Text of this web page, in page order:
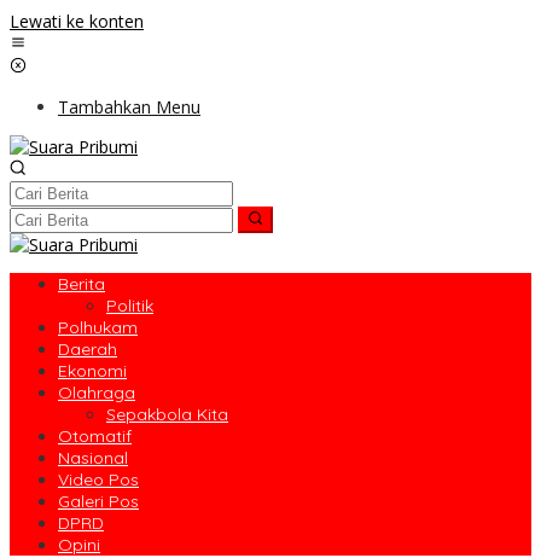
Lewati ke konten
Tambahkan Menu
Berita
Politik
Polhukam
Daerah
Ekonomi
Olahraga
Sepakbola Kita
Otomatif
Nasional
Video Pos
Galeri Pos
DPRD
Opini